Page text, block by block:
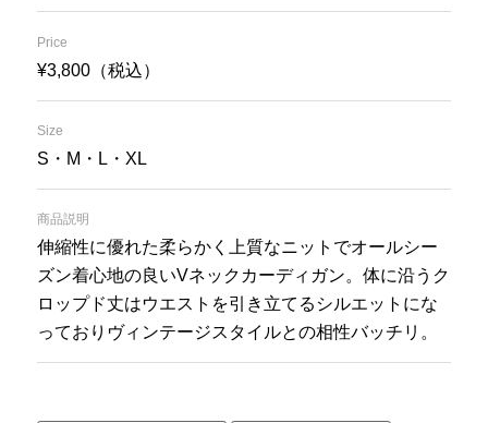
Price
¥3,800（税込）
Size
S・M・L・XL
商品説明
伸縮性に優れた柔らかく上質なニットでオールシー
ズン着心地の良いVネックカーディガン。体に沿うク
ロップド丈はウエストを引き立てるシルエットにな
っておりヴィンテージスタイルとの相性バッチリ。